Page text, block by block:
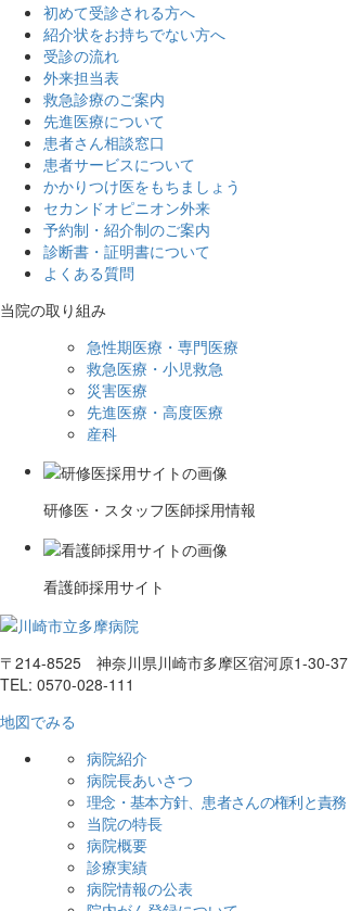
初めて受診される方へ
紹介状をお持ちでない方へ
受診の流れ
外来担当表
救急診療のご案内
先進医療について
患者さん相談窓口
患者サービスについて
かかりつけ医をもちましょう
セカンドオピニオン外来
予約制・紹介制のご案内
診断書・証明書について
よくある質問
当院の取り組み
急性期医療・専門医療
救急医療・小児救急
災害医療
先進医療・高度医療
産科
研修医・スタッフ医師採用情報
看護師採用サイト
〒214-8525 神奈川県川崎市多摩区宿河原1-30-37
TEL: 0570-028-111
地図でみる
病院紹介
病院長あいさつ
理念・基本方針、患者さんの権利と責務
当院の特長
病院概要
診療実績
病院情報の公表